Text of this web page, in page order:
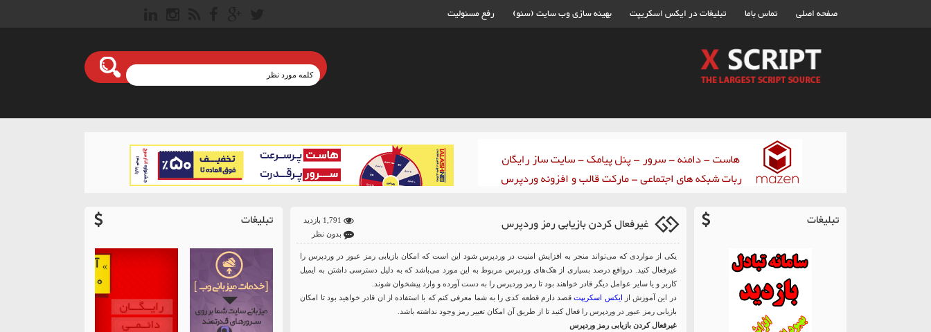
صفحه اصلی تماس باما تبلیغات در ایکس اسکریپت بهینه سازی وب سایت (سئو) رفع مسئولیت
تبلیغات غیرفعال کردن بازیابی رمز وردپرس
بدون نظر
یکی از مواردی که می‌تواند منجر به افزایش امنیت در وردپرس شود این است که امکان بازیابی رمز عبور در وردپرس را
غیرفعال کنید. درواقع درصد بسیاری از هک‌های وردپرس مربوط به این مورد می‌باشد که به دلیل دسترسی داشتن به ایمیل
کاربر و یا سایر عوامل دیگر قادر خواهند بود تا رمز وردپرس را به دست آورده و وارد پیشخوان شوند.
در این آموزش از ایکس اسکریپتقصد دارم قطعه کدی را به شما معرفی کنم که با استفاده از ان قادر خواهید بود تا امکان
بازیابی رمز عبور در وردپرس را فعال کنید تا از طریق آن امکان تغییر رمز وجود نداشته باشد.
غیرفعال کردن بازیابی رمز وردپرس
تبلیغات